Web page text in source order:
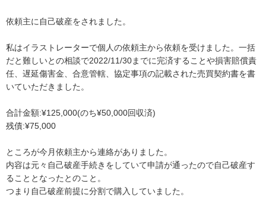
依頼主に自己破産をされました。
私はイラストレーターで個人の依頼主から依頼を受けました。一括
だと難しいとの相談で2022/11/30までに完済することや損害賠償責
任、遅延傷害金、合意管轄、協定事項の記載された売買契約書を書
いていただきました。
合計金額:¥125,000(のち¥50,000回収済)
残債:¥75,000
ところが今月依頼主から連絡がありました。
内容は元々自己破産手続きをしていて申請が通ったので自己破産す
ることとなったとのこと。
つまり自己破産前提に分割で購入していました。